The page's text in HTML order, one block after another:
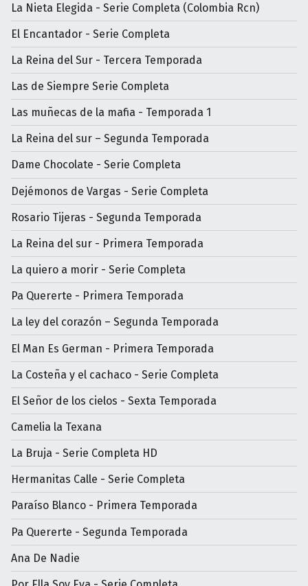
La Nieta Elegida - Serie Completa (Colombia Rcn)
El Encantador - Serie Completa
La Reina del Sur - Tercera Temporada
Las de Siempre Serie Completa
Las muñecas de la mafia - Temporada 1
La Reina del sur – Segunda Temporada
Dame Chocolate - Serie Completa
Dejémonos de Vargas - Serie Completa
Rosario Tijeras - Segunda Temporada
La Reina del sur - Primera Temporada
La quiero a morir - Serie Completa
Pa Quererte - Primera Temporada
La ley del corazón – Segunda Temporada
El Man Es German - Primera Temporada
La Costeña y el cachaco - Serie Completa
El Señor de los cielos - Sexta Temporada
Camelia la Texana
La Bruja - Serie Completa HD
Hermanitas Calle - Serie Completa
Paraíso Blanco - Primera Temporada
Pa Quererte - Segunda Temporada
Ana De Nadie